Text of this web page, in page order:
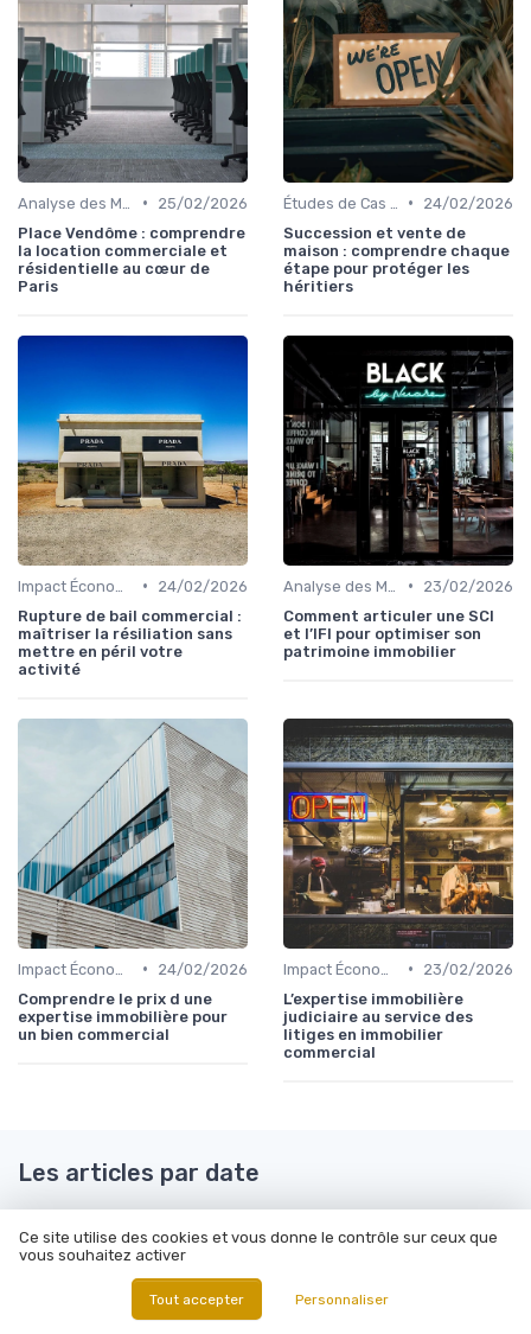
•
25/02/2026
Place Vendôme : comprendre
la location commerciale et
résidentielle au cœur de
Paris
•
24/02/2026
Succession et vente de
maison : comprendre chaque
étape pour protéger les
héritiers
•
24/02/2026
Rupture de bail commercial :
maîtriser la résiliation sans
mettre en péril votre
activité
•
23/02/2026
Comment articuler une SCI
et l’IFI pour optimiser son
patrimoine immobilier
•
24/02/2026
Comprendre le prix d une
expertise immobilière pour
un bien commercial
•
23/02/2026
L’expertise immobilière
judiciaire au service des
litiges en immobilier
commercial
Les articles par date
Décembre 2023
Ce site utilise des cookies et vous donne le contrôle sur ceux que
vous souhaitez activer
Tout accepter Personnaliser